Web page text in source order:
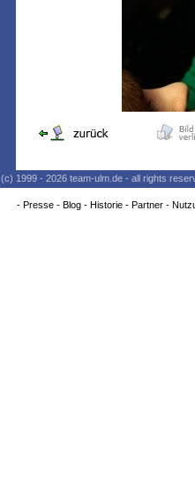
(c) 1999 - 2026 team-ulm.de - all rights
- Presse- Blog- Historie- Partner-